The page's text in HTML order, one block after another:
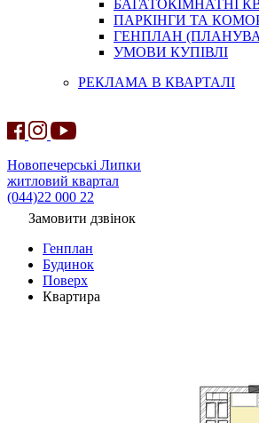
БАГАТОКІМНАТНІ
ПАРКІНГИ ТА
ГЕНПЛАН
УМОВИ КУПІВЛІ
РЕКЛАМА В КВАРТАЛІ
Новопечерські Липки
житловий квартал
(044)22 000 22
Замовити дзвінок
Генплан
Будинок
Поверх
Квартира